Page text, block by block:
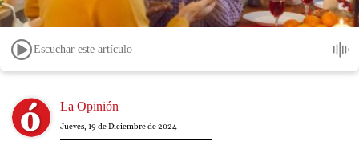
Escuchar este artículo
Image La Opinión
Jueves, 19 de Diciembre de 2024